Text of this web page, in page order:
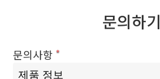
문의하기
문의사항*